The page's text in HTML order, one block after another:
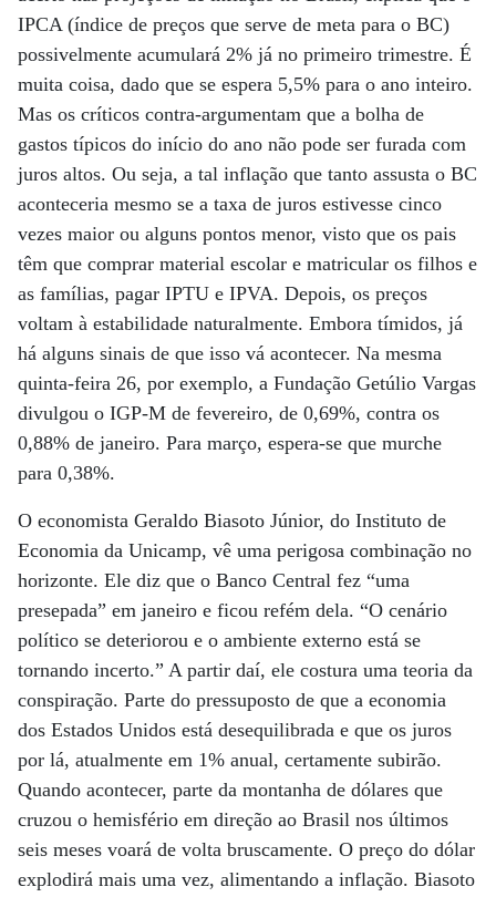
IPCA (índice de preços que serve de meta para o BC)
possivelmente acumulará 2% já no primeiro trimestre. É
muita coisa, dado que se espera 5,5% para o ano inteiro.
Mas os críticos contra-argumentam que a bolha de
gastos típicos do início do ano não pode ser furada com
juros altos. Ou seja, a tal inflação que tanto assusta o BC
aconteceria mesmo se a taxa de juros estivesse cinco
vezes maior ou alguns pontos menor, visto que os pais
têm que comprar material escolar e matricular os filhos e
as famílias, pagar IPTU e IPVA. Depois, os preços
voltam à estabilidade naturalmente. Embora tímidos, já
há alguns sinais de que isso vá acontecer. Na mesma
quinta-feira 26, por exemplo, a Fundação Getúlio Vargas
divulgou o IGP-M de fevereiro, de 0,69%, contra os
0,88% de janeiro. Para março, espera-se que murche
para 0,38%.
O economista Geraldo Biasoto Júnior, do Instituto de
Economia da Unicamp, vê uma perigosa combinação no
horizonte. Ele diz que o Banco Central fez “uma
presepada” em janeiro e ficou refém dela. “O cenário
político se deteriorou e o ambiente externo está se
tornando incerto.” A partir daí, ele costura uma teoria da
conspiração. Parte do pressuposto de que a economia
dos Estados Unidos está desequilibrada e que os juros
por lá, atualmente em 1% anual, certamente subirão.
Quando acontecer, parte da montanha de dólares que
cruzou o hemisfério em direção ao Brasil nos últimos
seis meses voará de volta bruscamente. O preço do dólar
explodirá mais uma vez, alimentando a inflação. Biasoto